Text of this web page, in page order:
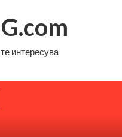
интересува